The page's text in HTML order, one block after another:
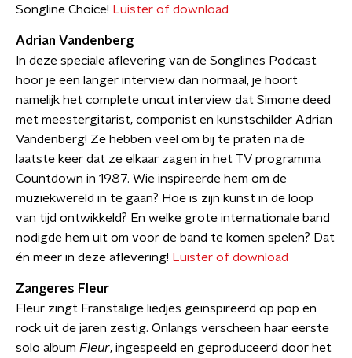
Songline Choice! Luister of download
Adrian Vandenberg
In deze speciale aflevering van de Songlines Podcast
hoor je een langer interview dan normaal, je hoort
namelijk het complete uncut interview dat Simone deed
met meestergitarist, componist en kunstschilder Adrian
Vandenberg! Ze hebben veel om bij te praten na de
laatste keer dat ze elkaar zagen in het TV programma
Countdown in 1987. Wie inspireerde hem om de
muziekwereld in te gaan? Hoe is zijn kunst in de loop
van tijd ontwikkeld? En welke grote internationale band
nodigde hem uit om voor de band te komen spelen? Dat
én meer in deze aflevering! Luister of download
Zangeres Fleur
Fleur zingt Franstalige liedjes geïnspireerd op pop en
rock uit de jaren zestig. Onlangs verscheen haar eerste
solo album Fleur, ingespeeld en geproduceerd door het